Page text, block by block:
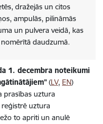
dražejās un citos
ampulās, pilināmās
un pulvera veidā, kas
daudzumā.
1. decembra noteikumi
(LV, EN)
prasības uztura
uztura
to apriti un anulē